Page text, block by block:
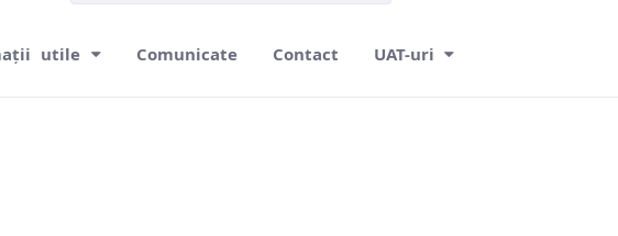
utile Comunicate Contact UAT-uri